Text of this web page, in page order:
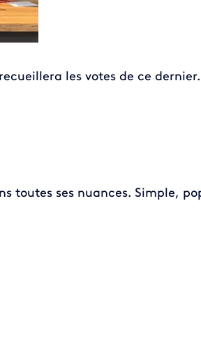
les votes de ce dernier.
toutes ses nuances. Simple,